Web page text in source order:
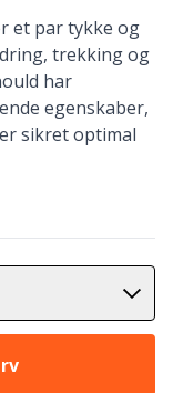
et par tykke og
trekking og
har
egenskaber,
sikret optimal